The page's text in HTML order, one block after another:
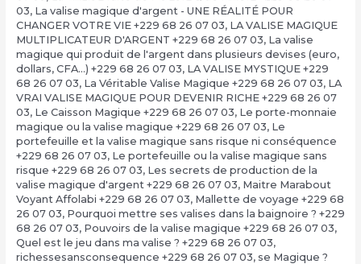
03, La valise magique d'argent - UNE RÉALITÉ POUR
CHANGER VOTRE VIE +229 68 26 07 03, LA VALISE MAGIQUE
MULTIPLICATEUR D'ARGENT +229 68 26 07 03, La valise
magique qui produit de l'argent dans plusieurs devises (euro,
dollars, CFA…) +229 68 26 07 03, LA VALISE MYSTIQUE +229
68 26 07 03, La Véritable Valise Magique +229 68 26 07 03, LA
VRAI VALISE MAGIQUE POUR DEVENIR RICHE +229 68 26 07
03, Le Caisson Magique +229 68 26 07 03, Le porte-monnaie
magique ou la valise magique +229 68 26 07 03, Le
portefeuille et la valise magique sans risque ni conséquence
+229 68 26 07 03, Le portefeuille ou la valise magique sans
risque +229 68 26 07 03, Les secrets de production de la
valise magique d'argent +229 68 26 07 03, Maitre Marabout
Voyant Affolabi +229 68 26 07 03, Mallette de voyage +229 68
26 07 03, Pourquoi mettre ses valises dans la baignoire ? +229
68 26 07 03, Pouvoirs de la valise magique +229 68 26 07 03,
Quel est le jeu dans ma valise ? +229 68 26 07 03,
richessesansconsequence +229 68 26 07 03, se Magique ?